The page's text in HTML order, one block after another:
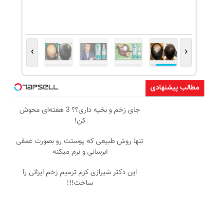
‹
›
مطالب پیشنهادی
جای زخم و بخیه داری؟؟ 3 هفته‌ای محوش
کن!
تنها روش طبیعی که پوستت رو بصورت عمقی
ابرسانی و نرم میکنه
این دکتر شیرازی کرم ترمیم زخم ایرانی را
ساخت!!!